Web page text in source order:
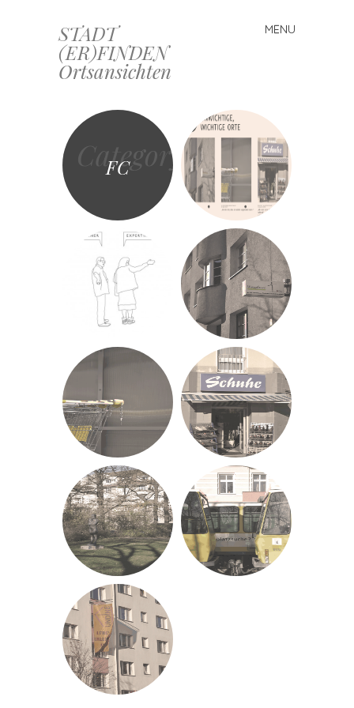
STADT
(ER)FINDEN
Ortsansichten
MENU
Skip
to
content
Category
FC